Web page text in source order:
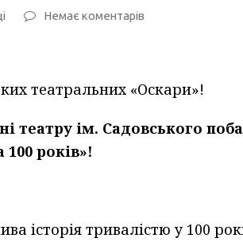
Немає коментарів
театральних «Оскари»!
театру ім. Садовського
років»!
історія тривалістю у 100